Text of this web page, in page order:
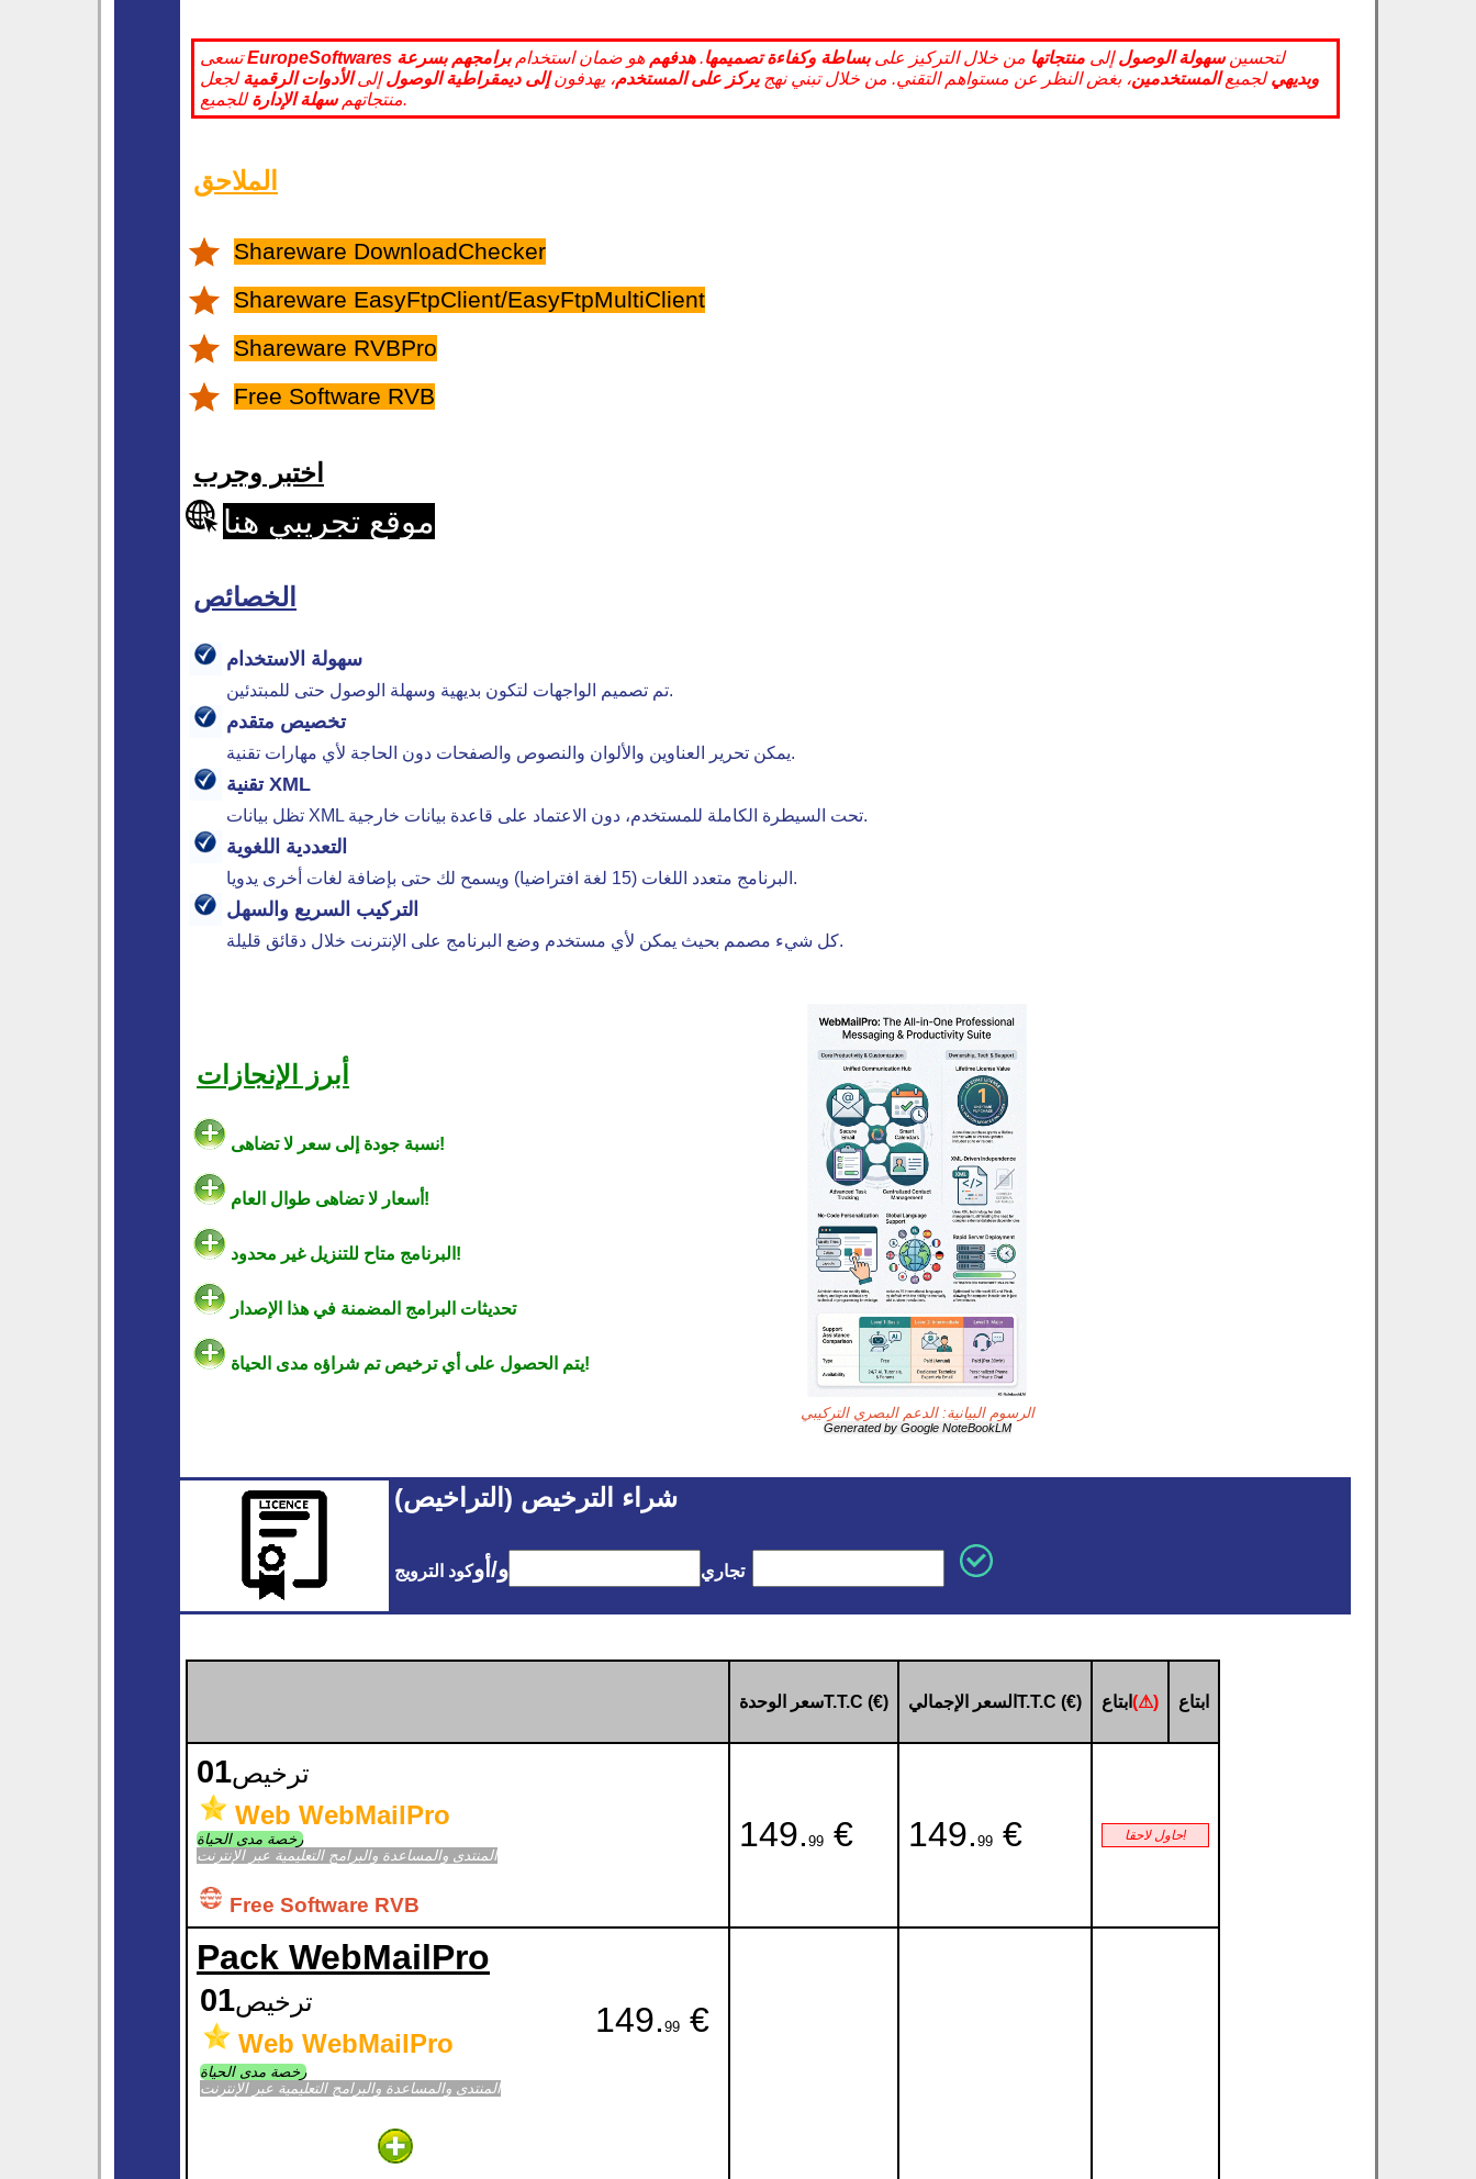
تسعىEuropeSoftwares لتحسينسهولة الوصولإلى منتجاتها من خلال التركيز علىبساطة وكفاءة تصميمها.هدفهم هو ضمان استخدامبرامجهم بسرعة
وبديهيلجميعالمستخدمين، بغض النظر عن مستواهم التقني. من خلال تبني نهجيركز على المستخدم، يهدفونإلى ديمقراطية الوصولإلىالأدوات الرقميةلجعل
منتجاتهمسهلة الإدارة للجميع.
الملاحق
Shareware DownloadChecker
Shareware EasyFtpClient/EasyFtpMultiClient
Shareware RVBPro
Free Software RVB
اختبر وجرب
موقع تجريبي هنا
الخصائص
سهولة الاستخدام
تم تصميم الواجهات لتكون بديهية وسهلة الوصول حتى للمبتدئين.
تخصيص متقدم
يمكن تحرير العناوين والألوان والنصوص والصفحات دون الحاجة لأي مهارات تقنية.
تقنية XML
تظل بيانات XML تحت السيطرة الكاملة للمستخدم، دون الاعتماد على قاعدة بيانات خارجية.
التعددية اللغوية
البرنامج متعدد اللغات (15 لغة افتراضيا) ويسمح لك حتى بإضافة لغات أخرى يدويا.
التركيب السريع والسهل
كل شيء مصمم بحيث يمكن لأي مستخدم وضع البرنامج على الإنترنت خلال دقائق قليلة.
أبرز الإنجازات
نسبة جودة إلى سعر لا تضاهى!
أسعار لا تضاهى طوال العام!
البرنامج متاح للتنزيل غير محدود!
تحديثات البرامج المضمنة في هذا الإصدار
يتم الحصول على أي ترخيص تم شراؤه مدى الحياة!
الرسوم البيانية: الدعم البصري التركيبي
Generated by Google NoteBookLM
شراء الترخيص (التراخيص)
تجاري و/أوكود الترويج
سعر الوحدةT.T.C (€) السعر الإجماليT.T.C (€) ابتاع (⚠) ابتاع
01ترخيص
Web WebMailPro
رخصة مدى الحياة
المنتدى والمساعدة والبرامج التعليمية عبر الإنترنت
Free Software RVB
149. 99 € 149. 99 € حاول لاحقا!
Pack WebMailPro
01ترخيص
Web WebMailPro
149. 99 €
رخصة مدى الحياة
المنتدى والمساعدة والبرامج التعليمية عبر الإنترنت